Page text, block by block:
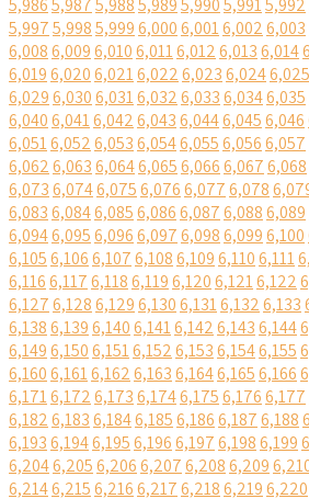
5,9865,9875,9885,9895,9905,9915,992
5,9975,9985,9996,0006,0016,0026,003
6,0086,0096,0106,0116,0126,0136,014
6,0196,0206,0216,0226,0236,0246,025
6,0296,0306,0316,0326,0336,0346,035
6,0406,0416,0426,0436,0446,0456,046
6,0516,0526,0536,0546,0556,0566,057
6,0626,0636,0646,0656,0666,0676,068
6,0736,0746,0756,0766,0776,078
6,0836,0846,0856,0866,0876,0886,089
6,0946,0956,0966,0976,0986,0996,100
6,1056,1066,1076,1086,1096,1106,111
6,1166,1176,1186,1196,1206,1216,122
6,1276,1286,1296,1306,1316,1326,133
6,1386,1396,1406,1416,1426,1436,144
6,1496,1506,1516,1526,1536,1546,155
6,1606,1616,1626,1636,1646,1656,166
6,1716,1726,1736,1746,1756,1766,177
6,1826,1836,1846,1856,1866,1876,188
6,1936,1946,1956,1966,1976,1986,199
6,2046,2056,2066,2076,2086,209
6,2146,2156,2166,2176,2186,2196,220